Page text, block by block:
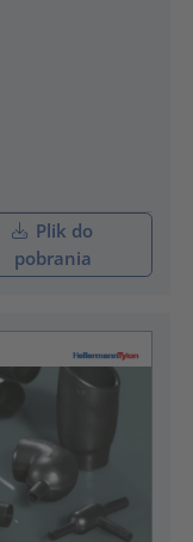
Plik do
pobrania